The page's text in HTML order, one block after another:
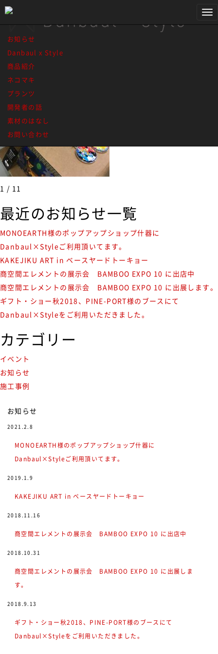
お知らせ
Danbaul x Style
商品紹介
ネコマキ
プランツ
開発者の話
素材のはなし
お問い合わせ
IMG_2191
1 / 11
最近のお知らせ一覧
MONOEARTH様のポップアップショップ什器に
Danbaul×Styleご利用頂いてます。
KAKEJIKU ART in ベースヤードトーキョー
商空間エレメントの展示会 BAMBOO EXPO 10 に出店中
商空間エレメントの展示会 BAMBOO EXPO 10 に出展します。
ギフト・ショー秋2018、PINE-PORT様のブースにて
Danbaul×Styleをご利用いただきました。
カテゴリー
イベント
お知らせ
施工事例
お知らせ
2021.2.8
MONOEARTH様のポップアップショップ什器に
Danbaul×Styleご利用頂いてます。
2019.1.9
KAKEJIKU ART in ベースヤードトーキョー
2018.11.16
商空間エレメントの展示会 BAMBOO EXPO 10 に出店中
2018.10.31
商空間エレメントの展示会 BAMBOO EXPO 10 に出展しま
す。
2018.9.13
ギフト・ショー秋2018、PINE-PORT様のブースにて
Danbaul×Styleをご利用いただきました。